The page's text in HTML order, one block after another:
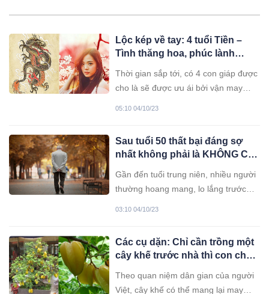
Lộc kép về tay: 4 tuổi Tiền –
Tình thăng hoa, phúc lành
Thời gian sắp tới, có 4 con giáp được
cho là sẽ được ưu ái bởi vận may
một trong những con giáp tràn đầy
năng lượng và đam mê cuộc
05:10 04/10/23
Sau tuổi 50 thất bại đáng sợ
nhất không phải là KHÔNG CÓ
Gần đến tuổi trung niên, nhiều người
thường hoang mang, lo lắng trước
đáng sợ nhất.
03:10 04/10/23
Các cụ dặn: Chỉ cần trồng một
cây khế trước nhà thì con cháu
giàu sang nhiều đời
Theo quan niệm dân gian của người
Việt, cây khế có thể mang lại may